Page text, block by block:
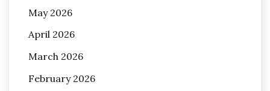
May 2026
April 2026
March 2026
February 2026